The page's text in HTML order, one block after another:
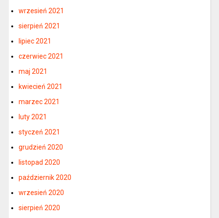
wrzesień 2021
sierpień 2021
lipiec 2021
czerwiec 2021
maj 2021
kwiecień 2021
marzec 2021
luty 2021
styczeń 2021
grudzień 2020
listopad 2020
październik 2020
wrzesień 2020
sierpień 2020